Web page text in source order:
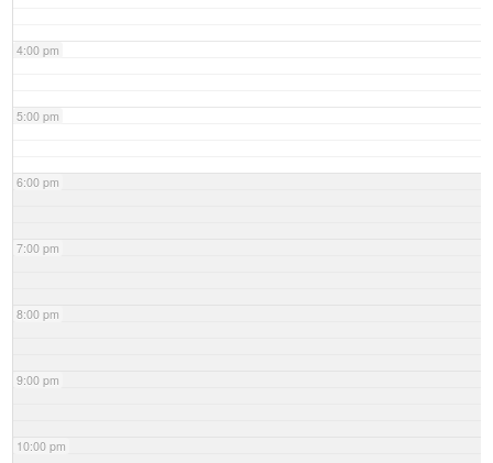
4:00 pm
5:00 pm
6:00 pm
7:00 pm
8:00 pm
9:00 pm
10:00 pm